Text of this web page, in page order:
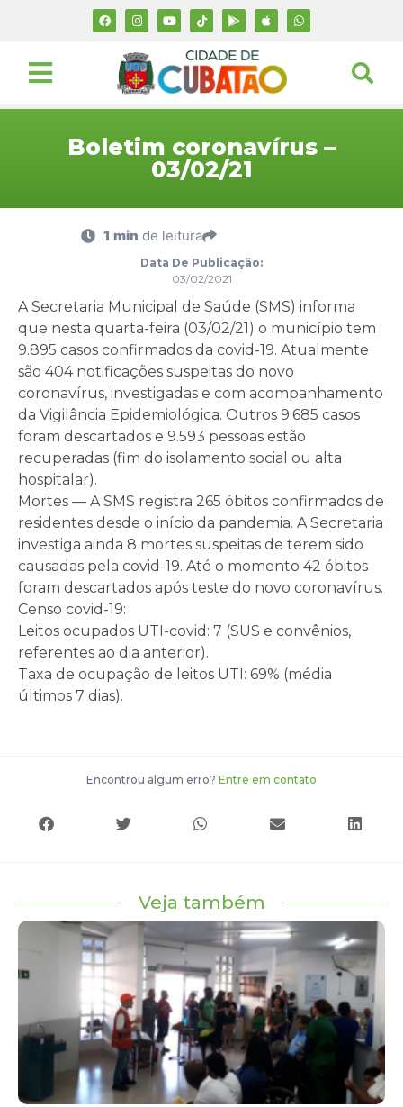
Boletim coronavírus –
03/02/21
1 min de leitura
Data De Publicação:
03/02/2021
A Secretaria Municipal de Saúde (SMS) informa
que nesta quarta-feira (03/02/21) o município tem
9.895 casos confirmados da covid-19. Atualmente
são 404 notificações suspeitas do novo
coronavírus, investigadas e com acompanhamento
da Vigilância Epidemiológica. Outros 9.685 casos
foram descartados e 9.593 pessoas estão
recuperadas (fim do isolamento social ou alta
hospitalar).
Mortes — A SMS registra 265 óbitos confirmados de
residentes desde o início da pandemia. A Secretaria
investiga ainda 8 mortes suspeitas de terem sido
causadas pela covid-19. Até o momento 42 óbitos
foram descartados após teste do novo coronavírus.
Censo covid-19:
Leitos ocupados UTI-covid: 7 (SUS e convênios,
referentes ao dia anterior).
Taxa de ocupação de leitos UTI: 69% (média
últimos 7 dias).
Encontrou algum erro? Entre em contato
Veja também